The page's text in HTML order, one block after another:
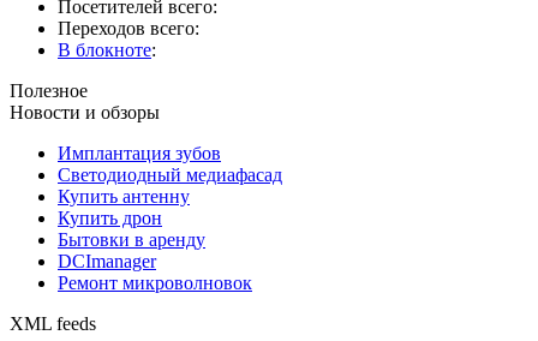
Посетителей всего:
Переходов всего:
В блокноте:
Полезное
Новости и обзоры
Имплантация зубов
Светодиодный медиафасад
Купить антенну
Купить дрон
Бытовки в аренду
DCImanager
Ремонт микроволновок
XML feeds